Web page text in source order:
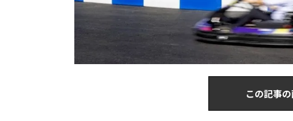
この記事